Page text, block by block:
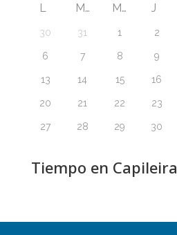
L M M J
30 31 1 2
6 7 8 9
13 14 15 16
20 21 22 23
27 28 29 30
Tiempo en Capileira